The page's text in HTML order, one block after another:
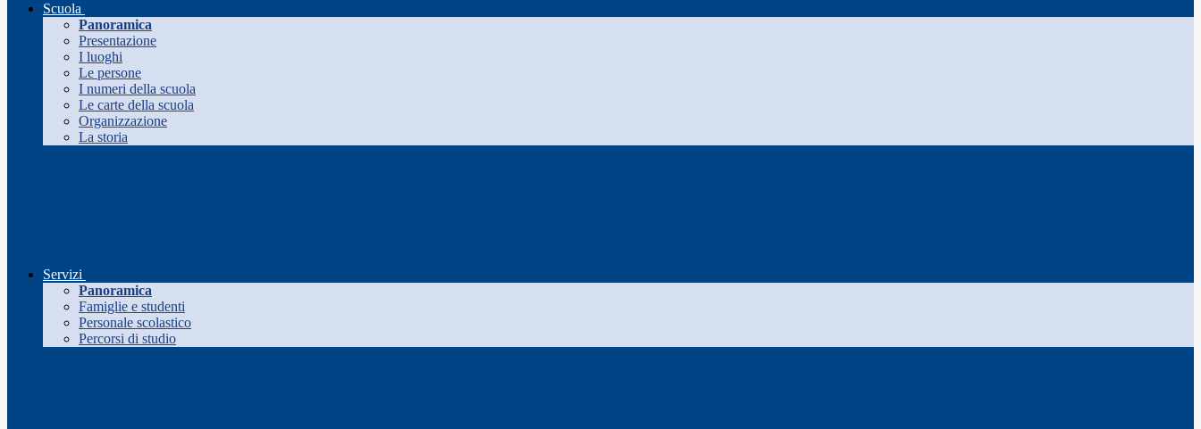
Scuola
Panoramica
Presentazione
I luoghi
Le persone
I numeri della scuola
Le carte della scuola
Organizzazione
La storia
Servizi
Panoramica
Famiglie e studenti
Personale scolastico
Percorsi di studio